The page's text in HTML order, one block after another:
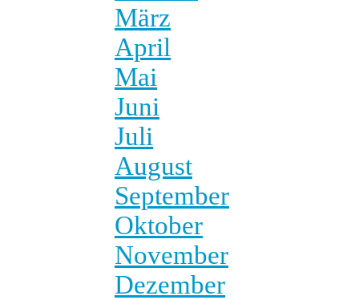
März
April
Mai
Juni
Juli
August
September
Oktober
November
Dezember